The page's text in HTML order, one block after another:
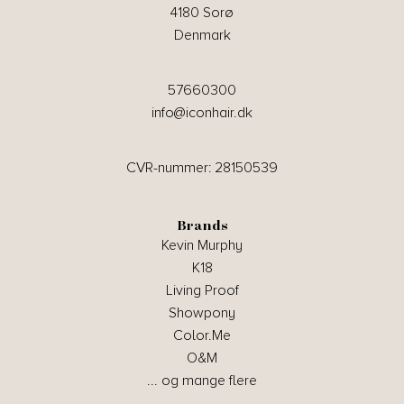
4180 Sorø
Denmark
57660300
info@iconhair.dk
CVR-nummer: 28150539
Brands
Kevin Murphy
K18
Living Proof
Showpony
Color.Me
O&M
... og mange flere